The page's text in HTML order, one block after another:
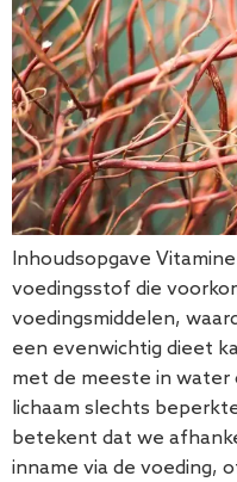
Inhoudsopgave
voedingsstof die
voedingsmiddelen,
een evenwichtig dieet
met de meeste in
lichaam slechts
betekent dat we
inname via de voeding,